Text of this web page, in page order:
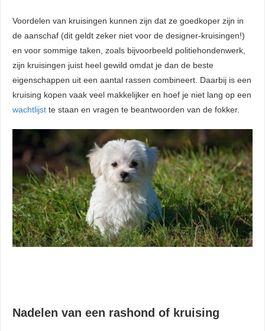
Voordelen van kruisingen kunnen zijn dat ze goedkoper zijn in
de aanschaf (dit geldt zeker niet voor de designer-kruisingen!)
en voor sommige taken, zoals bijvoorbeeld politiehondenwerk,
zijn kruisingen juist heel gewild omdat je dan de beste
eigenschappen uit een aantal rassen combineert. Daarbij is een
kruising kopen vaak veel makkelijker en hoef je niet lang op een
wachtlijst te staan en vragen te beantwoorden van de fokker.
Nadelen van een rashond of kruising